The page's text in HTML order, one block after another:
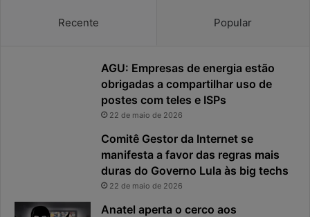
Recente Popular
AGU: Empresas de energia estão
obrigadas a compartilhar uso de
postes com teles e ISPs
22 de maio de 2026
Comitê Gestor da Internet se
manifesta a favor das regras mais
duras do Governo Lula às big techs
22 de maio de 2026
Anatel aperta o cerco aos